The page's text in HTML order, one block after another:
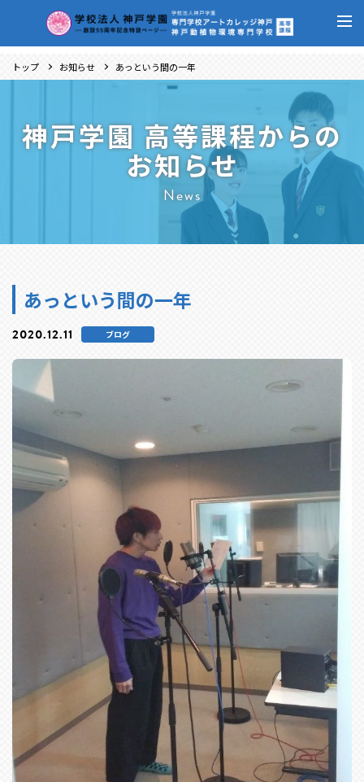
トップ お知らせ あっという間の一年
神戸学園 高等課程からの
お知らせ
News
あっという間の一年
2020.12.11 ブログ